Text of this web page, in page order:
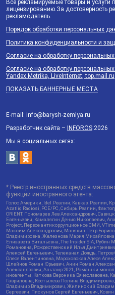
Все рекламируемые товары и услуги
лицензированию.За достоверность
рекламодатель.
Порядок обработки персональных
Политика конфиденциальности и
Согласие на обработку
Согласие на обработку
Yandex.Metrika, LiveInternet, top.mail.ru
ПОКАЗАТЬ БАННЕРНЫЕ МЕСТА
E-mail: info@barysh-zemlya.ru
Разработчик сайта – INFOROS 2026
Мы в социальных сетях:
* Реестр иностранных средств
функции иностранного агента:
Голос Америки, Idel.Реалии, Кавказ.Реалии,
Azatliq Radiosi, PCE/PC, Сибирь.Реалии,
ORIENT, Пономарев Лев Александрович,
Евгеньевич, Камалягин Денис Николаевич,
Project, Первое антикоррупционное СМИ,
Максим Александрович, Маняхин Петр
Владимировна, Железнова Мария
Елизавета Витальевна, The Insider SIA, Рубин
Романовна, Рождественский Илья
Алексей Евгеньевич, Телеканал Дождь,
Олеся Валентиновна, Мароховская Алеся
Шлейнов Роман Юрьевич, Анин Роман
Александрович, Альтаир 2021, Ромашки
иноагенты, Каткова Вероника
Гавриловна, Костылева Полина
Владимир Владимирович, Жилинский
Сергеевич, Пискунов Сергей Евгеньевич,